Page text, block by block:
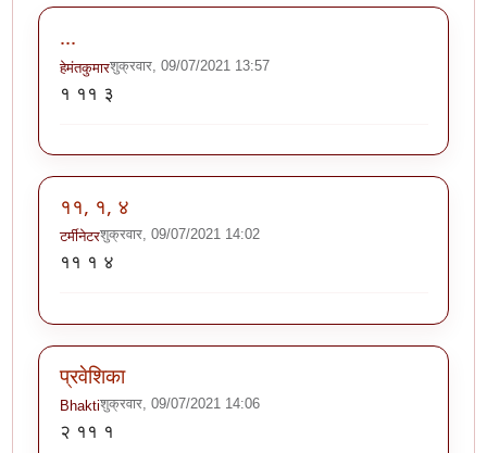
...
हेमंतकुमारशुक्रवार, 09/07/2021 13:57
१ ११ ३
११, १, ४
टर्मीनेटरशुक्रवार, 09/07/2021 14:02
११ १ ४
प्रवेशिका
Bhaktiशुक्रवार, 09/07/2021 14:06
२ ११ १